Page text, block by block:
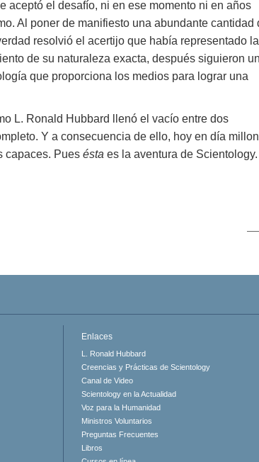
aceptó el desafío, ni en ese momento ni en años
Al poner de manifiesto una abundante cantidad
resolvió el acertijo que había representado la
de su naturaleza exacta, después siguieron un
que proporciona los medios para lograr una
L. Ronald Hubbard llenó el vacío entre dos
Y a consecuencia de ello, hoy en día
capaces. Pues ésta es la aventura de Scientology.
Enlaces
L. Ronald Hubbard
Creencias y Prácticas de Scientology
Canal de Video
Scientology en la Actualidad
Voz para la Humanidad
Ministros Voluntarios
Preguntas Frecuentes
Libros